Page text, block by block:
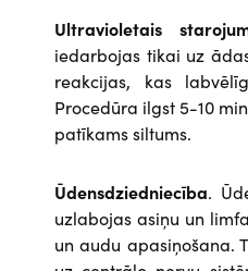
Ultravioletais
iedarbojas tikai uz
reakcijas, kas
Procedūra ilgst 5-10
patīkams siltums.
Ūdensdziedniecība.
uzlabojas asiņu un
un audu apasiņošana.